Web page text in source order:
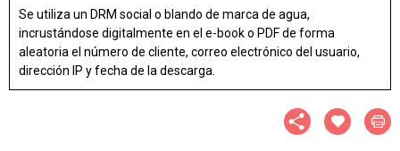
Se utiliza un DRM social o blando de marca de agua,
incrustándose digitalmente en el e-book o PDF de forma
aleatoria el número de cliente, correo electrónico del usuario,
dirección IP y fecha de la descarga.